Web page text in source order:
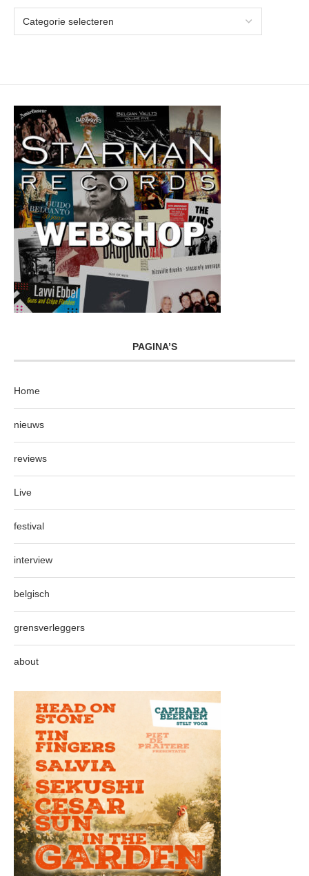
PAGINA’S
Home
nieuws
reviews
Live
festival
interview
belgisch
grensverleggers
about